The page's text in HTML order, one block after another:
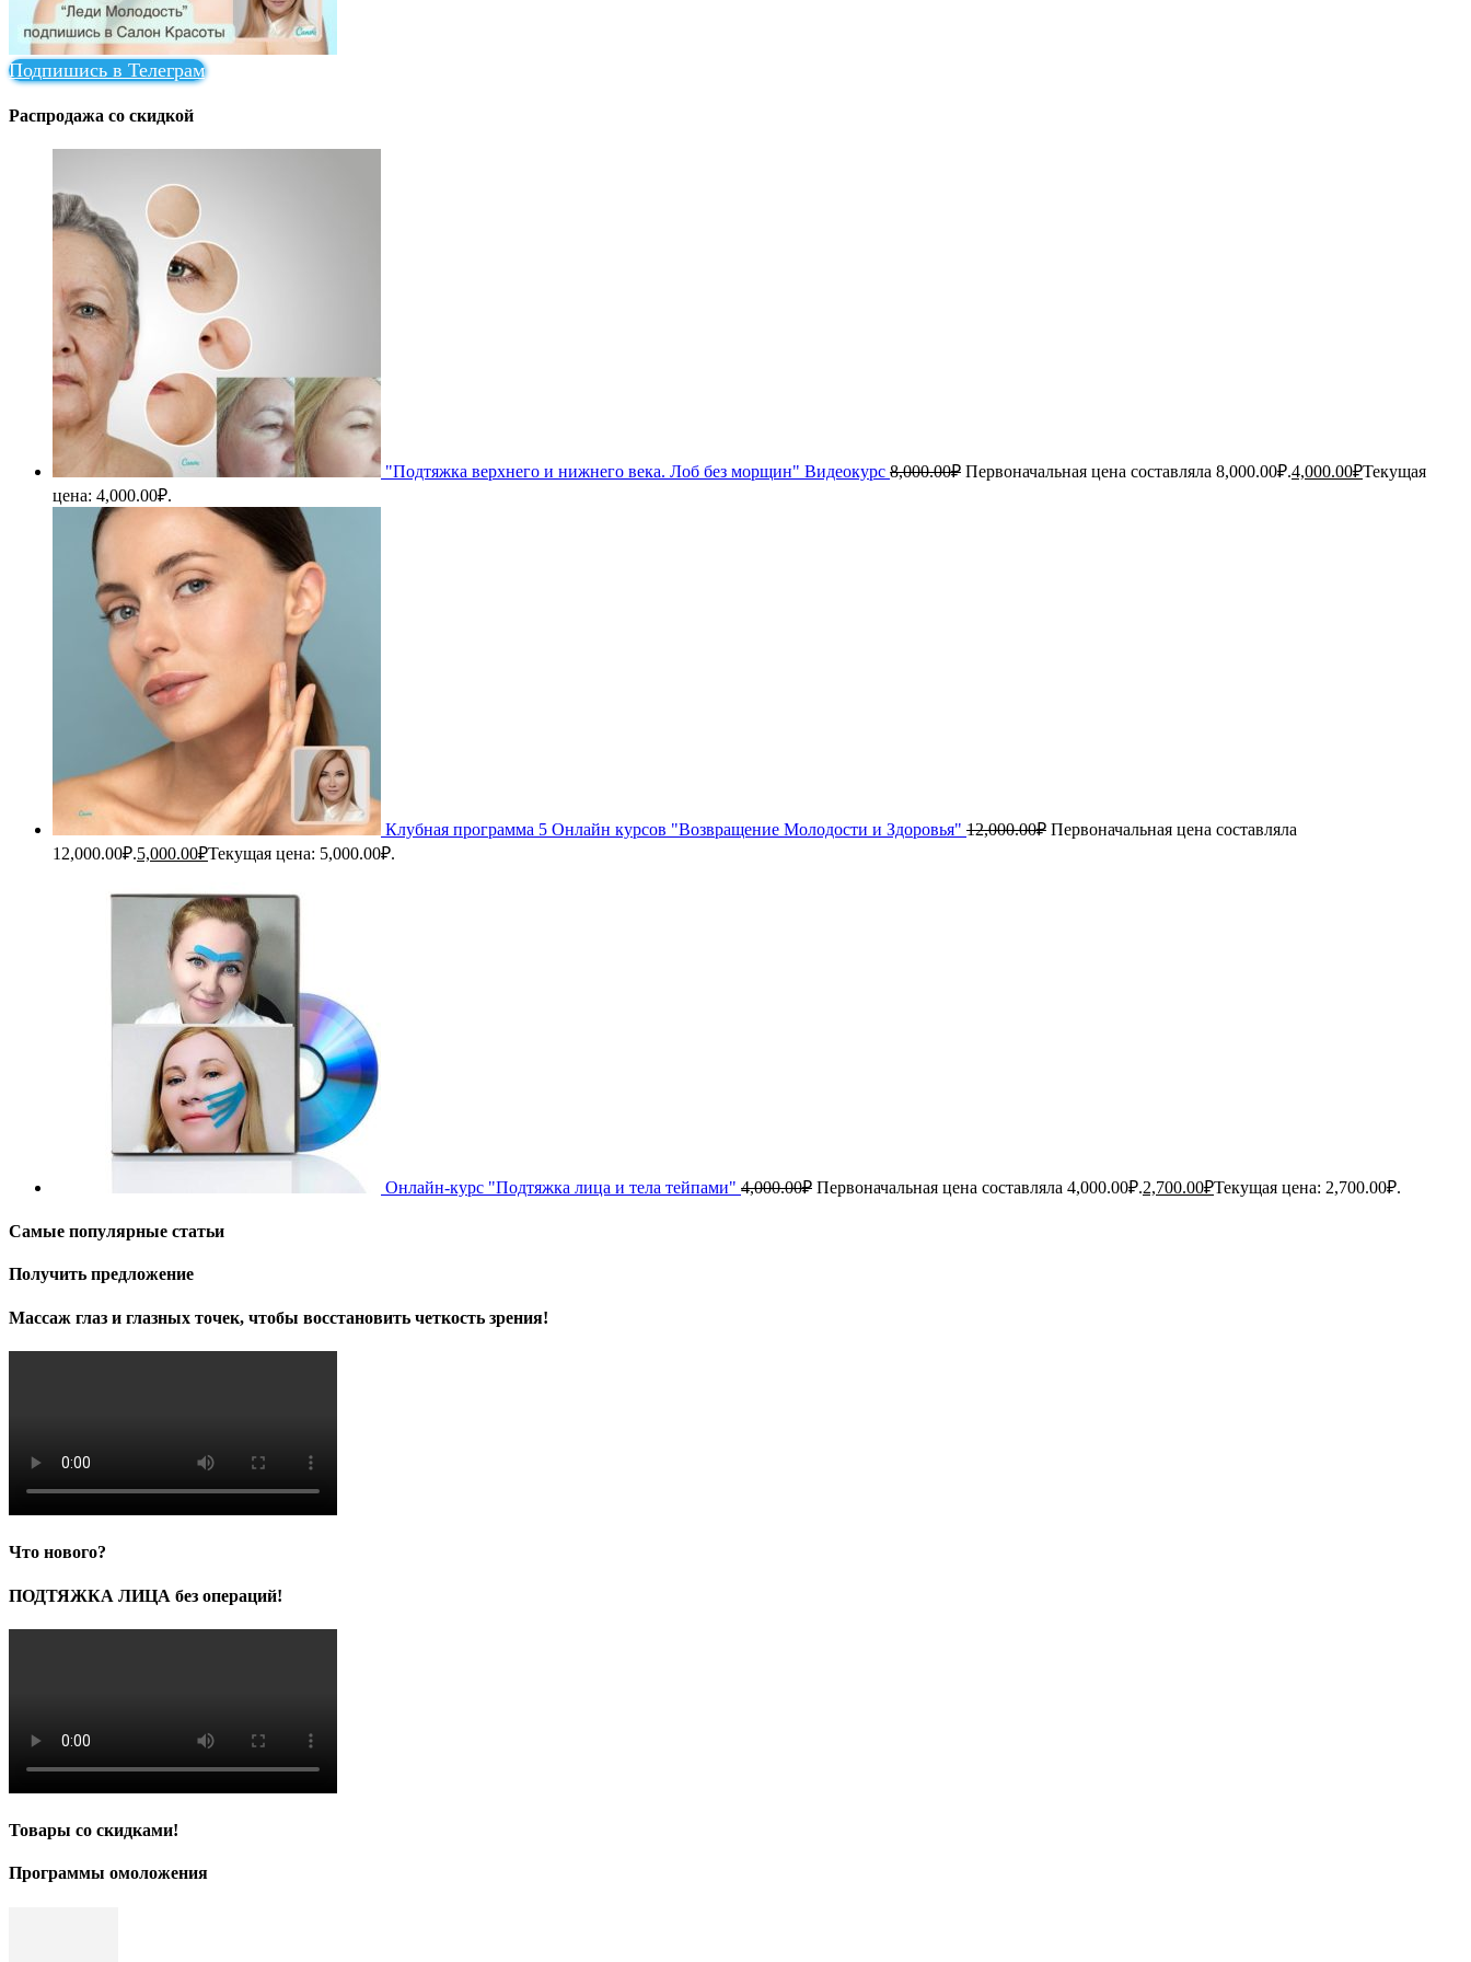
Подпишись в Телеграм
Распродажа со скидкой
"Подтяжка верхнего и нижнего века. Лоб без морщин" Видеокурс 8,000.00₽ Первоначальная цена составляла 8,000.00₽.4,000.00₽Текущая
цена: 4,000.00₽.
Клубная программа 5 Онлайн курсов "Возвращение Молодости и Здоровья" 12,000.00₽ Первоначальная цена составляла
12,000.00₽.5,000.00₽Текущая цена: 5,000.00₽.
Онлайн-курс "Подтяжка лица и тела тейпами" 4,000.00₽ Первоначальная цена составляла 4,000.00₽.2,700.00₽Текущая цена: 2,700.00₽.
Самые популярные статьи
Получить предложение
Массаж глаз и глазных точек, чтобы восстановить четкость зрения!
Что нового?
ПОДТЯЖКА ЛИЦА без операций!
Товары со скидками!
Программы омоложения